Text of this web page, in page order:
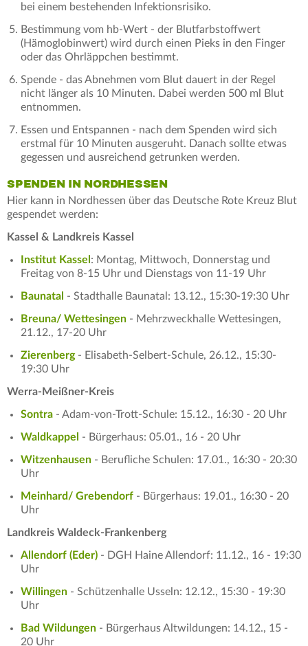
bei einem bestehenden Infektionsrisiko.
Bestimmung vom hb-Wert - der Blutfarbstoffwert
(Hämoglobinwert) wird durch einen Pieks in den Finger
oder das Ohrläppchen bestimmt.
Spende - das Abnehmen vom Blut dauert in der Regel
nicht länger als 10 Minuten. Dabei werden 500 ml Blut
entnommen.
Essen und Entspannen - nach dem Spenden wird sich
erstmal für 10 Minuten ausgeruht. Danach sollte etwas
gegessen und ausreichend getrunken werden.
SPENDEN IN NORDHESSEN
Hier kann in Nordhessen über das Deutsche Rote Kreuz Blut
gespendet werden:
Kassel & Landkreis Kassel
Institut Kassel : Montag, Mittwoch, Donnerstag und
Freitag von 8-15 Uhr und Dienstags von 11-19 Uhr
Baunatal - Stadthalle Baunatal: 13.12., 15:30-19:30 Uhr
Breuna/ Wettesingen - Mehrzweckhalle Wettesingen,
21.12., 17-20 Uhr
Zierenberg- Elisabeth-Selbert-Schule, 26.12., 15:30-
19:30 Uhr
Werra-Meißner-Kreis
Sontra - Adam-von-Trott-Schule: 15.12., 16:30 - 20 Uhr
Waldkappel - Bürgerhaus: 05.01., 16 - 20 Uhr
Witzenhausen - Berufliche Schulen: 17.01., 16:30 - 20:30
Uhr
Meinhard/ Grebendorf - Bürgerhaus: 19.01., 16:30 - 20
Uhr
Landkreis Waldeck-Frankenberg
Allendorf (Eder) - DGH Haine Allendorf: 11.12., 16 - 19:30
Uhr
Willingen - Schützenhalle Usseln: 12.12., 15:30 - 19:30
Uhr
Bad Wildungen - Bürgerhaus Altwildungen: 14.12., 15 -
20 Uhr